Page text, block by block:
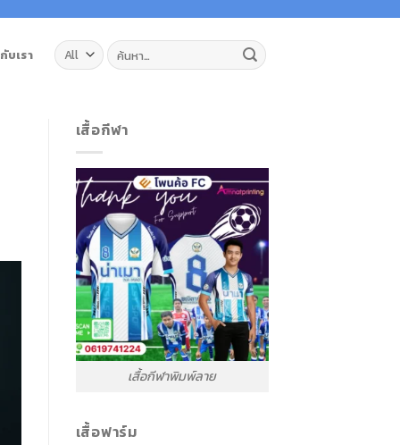
บเรา ค้นหา:
เสื้อกีฬา
เสื้อกีฬาพิมพ์ลาย
เสื้อฟาร์ม